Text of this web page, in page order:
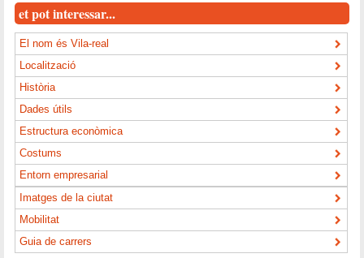
et pot interessar...
El nom és Vila-real
Localització
Història
Dades útils
Estructura econòmica
Costums
Entorn empresarial
Imatges de la ciutat
Mobilitat
Guia de carrers